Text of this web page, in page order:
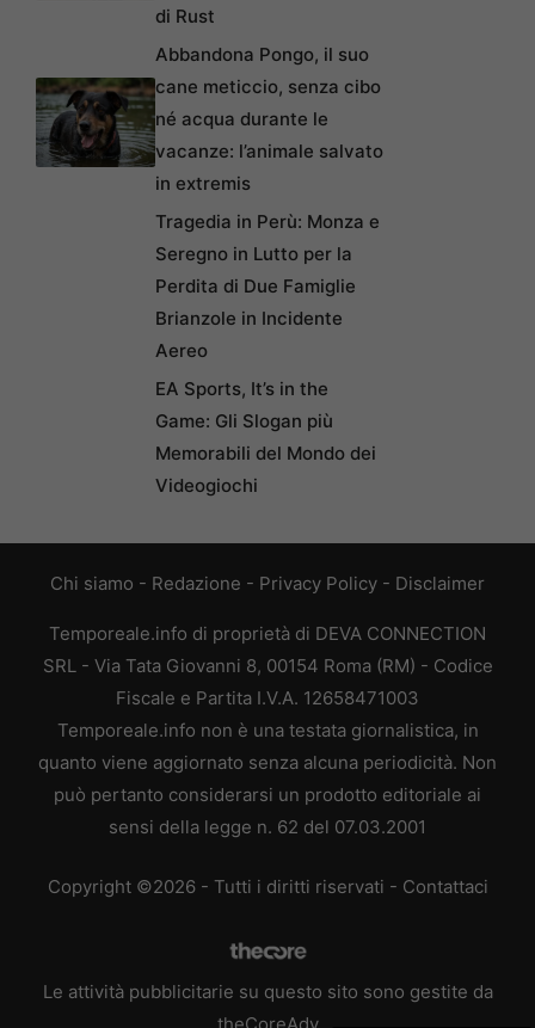
di Rust
Abbandona Pongo, il suo
cane meticcio, senza cibo
né acqua durante le
vacanze: l’animale salvato
in extremis
Tragedia in Perù: Monza e
Seregno in Lutto per la
Perdita di Due Famiglie
Brianzole in Incidente
Aereo
EA Sports, It’s in the
Game: Gli Slogan più
Memorabili del Mondo dei
Videogiochi
Chi siamo - Redazione - Privacy Policy - Disclaimer
Temporeale.info di proprietà di DEVA CONNECTION
SRL - Via Tata Giovanni 8, 00154 Roma (RM) - Codice
Fiscale e Partita I.V.A. 12658471003
Temporeale.info non è una testata giornalistica, in
quanto viene aggiornato senza alcuna periodicità. Non
può pertanto considerarsi un prodotto editoriale ai
sensi della legge n. 62 del 07.03.2001
Copyright ©2026 - Tutti i diritti riservati - Contattaci
Le attività pubblicitarie su questo sito sono gestite da